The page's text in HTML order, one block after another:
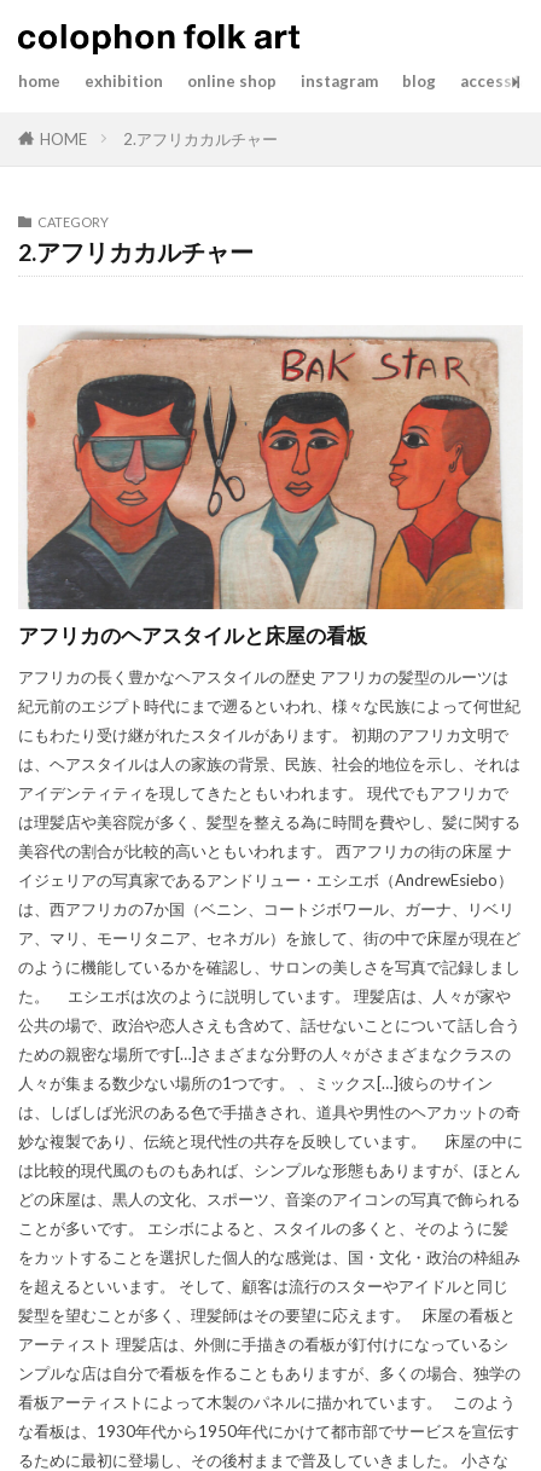
home exhibition online shop instagram blog
HOME 2.アフリカカルチャー
CATEGORY
2.アフリカカルチャー
アフリカのヘアスタイルと床屋の看板
アフリカの長く豊かなヘアスタイルの歴史 アフリカの髪型のルーツは
紀元前のエジプト時代にまで遡るといわれ、様々な民族によって何世紀
にもわたり受け継がれたスタイルがあります。 初期のアフリカ文明で
は、ヘアスタイルは人の家族の背景、民族、社会的地位を示し、それは
アイデンティティを現してきたともいわれます。 現代でもアフリカで
は理髪店や美容院が多く、髪型を整える為に時間を費やし、髪に関する
美容代の割合が比較的高いともいわれます。 西アフリカの街の床屋 ナ
イジェリアの写真家であるアンドリュー・エシエボ（AndrewEsiebo）
は、西アフリカの7か国（ベニン、コートジボワール、ガーナ、リベリ
ア、マリ、モーリタニア、セネガル）を旅して、街の中で床屋が現在ど
のように機能しているかを確認し、サロンの美しさを写真で記録しまし
た。 エシエボは次のように説明しています。 理髪店は、人々が家や
公共の場で、政治や恋人さえも含めて、話せないことについて話し合う
ための親密な場所です[…]さまざまな分野の人々がさまざまなクラスの
人々が集まる数少ない場所の1つです。 、ミックス[…]彼らのサイン
は、しばしば光沢のある色で手描きされ、道具や男性のヘアカットの奇
妙な複製であり、伝統と現代性の共存を反映しています。 床屋の中に
は比較的現代風のものもあれば、シンプルな形態もありますが、ほとん
どの床屋は、黒人の文化、スポーツ、音楽のアイコンの写真で飾られる
ことが多いです。 エシボによると、スタイルの多くと、そのように髪
をカットすることを選択した個人的な感覚は、国・文化・政治の枠組み
を超えるといいます。 そして、顧客は流行のスターやアイドルと同じ
髪型を望むことが多く、理髪師はその要望に応えます。 床屋の看板と
アーティスト 理髪店は、外側に手描きの看板が釘付けになっているシ
ンプルな店は自分で看板を作ることもありますが、多くの場合、独学の
看板アーティストによって木製のパネルに描かれています。 このよう
な看板は、1930年代から1950年代にかけて都市部でサービスを宣伝す
るために最初に登場し、その後村ままで普及していきました。 小さな